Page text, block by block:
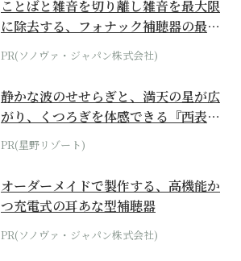
ことばと雑音を切り離し雑音を最大限
に除去する、フォナック補聴器の最上
位モデル
PR(ソノヴァ・ジャパン株式会社)
静かな波のせせらぎと、満天の星が広
がり、くつろぎを体感できる『西表島
ホテル by...
PR(星野リゾート)
オーダーメイドで製作する、高機能か
つ充電式の耳あな型補聴器
PR(ソノヴァ・ジャパン株式会社)